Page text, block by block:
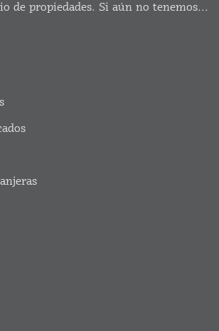
de propiedades. Si aún no tenemos...